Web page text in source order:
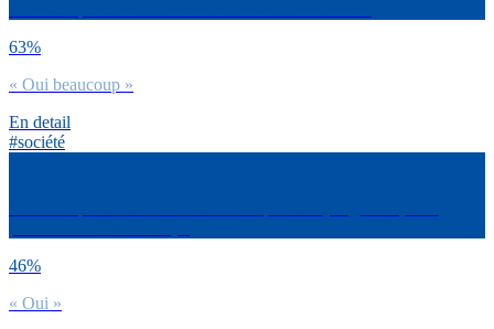
63%
« Oui beaucoup »
En detail
#société
46%
« Oui »